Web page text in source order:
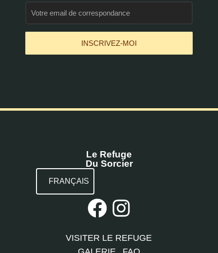
INSCRIVEZ-MOI
Le Refuge
Du Sorcier
FRANÇAIS
VISITER LE REFUGE